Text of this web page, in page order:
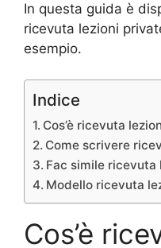
In questa guida è
ricevuta lezioni
esempio.
Indice
Cos’è ricevuta
Come scrivere
Fac simile ricevuta
Modello ricevuta
Cos’è